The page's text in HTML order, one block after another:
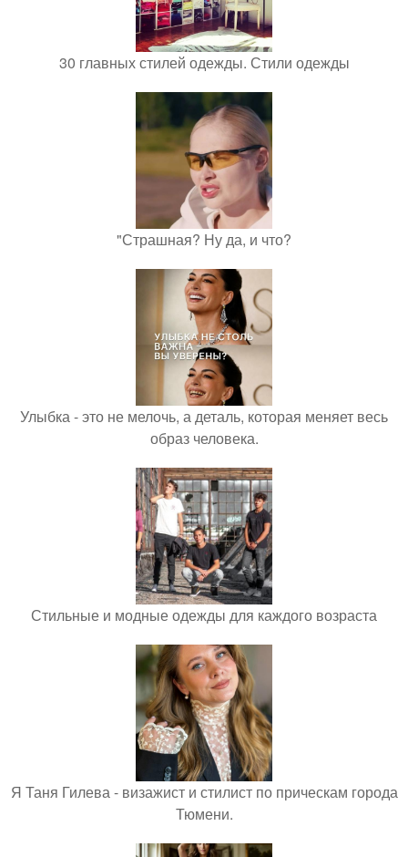
30 главных стилей одежды. Стили одежды
"Страшная? Ну да, и что?
Улыбка - это не мелочь, а деталь, которая меняет весь
образ человека.
Стильные и модные одежды для каждого возраста
Я Таня Гилева - визажист и стилист по прическам города
Тюмени.